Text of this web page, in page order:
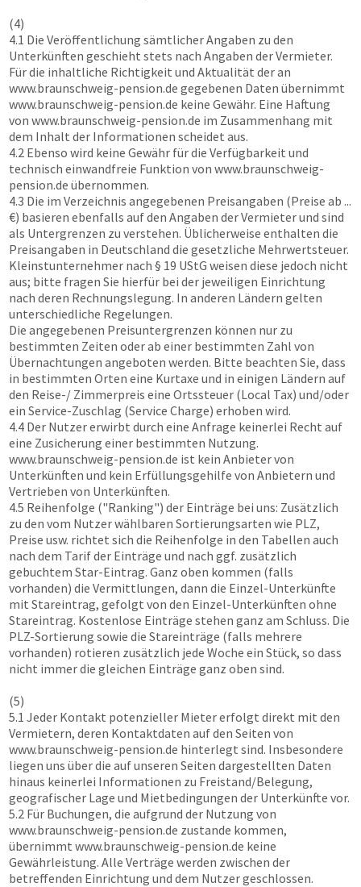
(4)
4.1 Die Veröffentlichung sämtlicher Angaben zu den
Unterkünften geschieht stets nach Angaben der Vermieter.
Für die inhaltliche Richtigkeit und Aktualität der an
www.braunschweig-pension.de gegebenen Daten übernimmt
www.braunschweig-pension.de keine Gewähr. Eine Haftung
von www.braunschweig-pension.de im Zusammenhang mit
dem Inhalt der Informationen scheidet aus.
4.2 Ebenso wird keine Gewähr für die Verfügbarkeit und
technisch einwandfreie Funktion von www.braunschweig-
pension.de übernommen.
4.3 Die im Verzeichnis angegebenen Preisangaben (Preise ab ...
€) basieren ebenfalls auf den Angaben der Vermieter und sind
als Untergrenzen zu verstehen. Üblicherweise enthalten die
Preisangaben in Deutschland die gesetzliche Mehrwertsteuer.
Kleinstunternehmer nach § 19 UStG weisen diese jedoch nicht
aus; bitte fragen Sie hierfür bei der jeweiligen Einrichtung
nach deren Rechnungslegung. In anderen Ländern gelten
unterschiedliche Regelungen.
Die angegebenen Preisuntergrenzen können nur zu
bestimmten Zeiten oder ab einer bestimmten Zahl von
Übernachtungen angeboten werden. Bitte beachten Sie, dass
in bestimmten Orten eine Kurtaxe und in einigen Ländern auf
den Reise-/ Zimmerpreis eine Ortssteuer (Local Tax) und/oder
ein Service-Zuschlag (Service Charge) erhoben wird.
4.4 Der Nutzer erwirbt durch eine Anfrage keinerlei Recht auf
eine Zusicherung einer bestimmten Nutzung.
www.braunschweig-pension.de ist kein Anbieter von
Unterkünften und kein Erfüllungsgehilfe von Anbietern und
Vertrieben von Unterkünften.
4.5 Reihenfolge ("Ranking") der Einträge bei uns: Zusätzlich
zu den vom Nutzer wählbaren Sortierungsarten wie PLZ,
Preise usw. richtet sich die Reihenfolge in den Tabellen auch
nach dem Tarif der Einträge und nach ggf. zusätzlich
gebuchtem Star-Eintrag. Ganz oben kommen (falls
vorhanden) die Vermittlungen, dann die Einzel-Unterkünfte
mit Stareintrag, gefolgt von den Einzel-Unterkünften ohne
Stareintrag. Kostenlose Einträge stehen ganz am Schluss. Die
PLZ-Sortierung sowie die Stareinträge (falls mehrere
vorhanden) rotieren zusätzlich jede Woche ein Stück, so dass
nicht immer die gleichen Einträge ganz oben sind.
(5)
5.1 Jeder Kontakt potenzieller Mieter erfolgt direkt mit den
Vermietern, deren Kontaktdaten auf den Seiten von
www.braunschweig-pension.de hinterlegt sind. Insbesondere
liegen uns über die auf unseren Seiten dargestellten Daten
hinaus keinerlei Informationen zu Freistand/Belegung,
geografischer Lage und Mietbedingungen der Unterkünfte vor.
5.2 Für Buchungen, die aufgrund der Nutzung von
www.braunschweig-pension.de zustande kommen,
übernimmt www.braunschweig-pension.de keine
Gewährleistung. Alle Verträge werden zwischen der
betreffenden Einrichtung und dem Nutzer geschlossen.